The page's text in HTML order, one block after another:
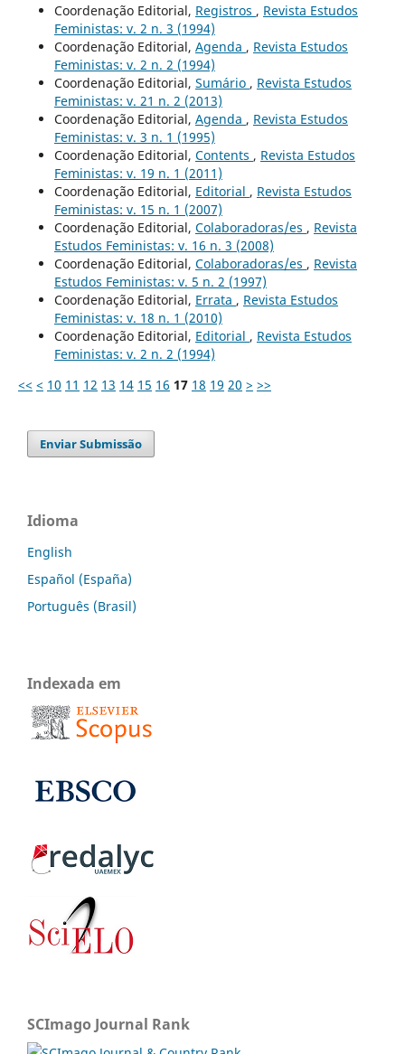
Coordenação Editorial, Registros , Revista Estudos
Feministas: v. 2 n. 3 (1994)
Coordenação Editorial, Agenda , Revista Estudos
Feministas: v. 2 n. 2 (1994)
Coordenação Editorial, Sumário , Revista Estudos
Feministas: v. 21 n. 2 (2013)
Coordenação Editorial, Agenda , Revista Estudos
Feministas: v. 3 n. 1 (1995)
Coordenação Editorial, Contents , Revista Estudos
Feministas: v. 19 n. 1 (2011)
Coordenação Editorial, Editorial , Revista Estudos
Feministas: v. 15 n. 1 (2007)
Coordenação Editorial, Colaboradoras/es , Revista
Estudos Feministas: v. 16 n. 3 (2008)
Coordenação Editorial, Colaboradoras/es , Revista
Estudos Feministas: v. 5 n. 2 (1997)
Coordenação Editorial, Errata , Revista Estudos
Feministas: v. 18 n. 1 (2010)
Coordenação Editorial, Editorial , Revista Estudos
Feministas: v. 2 n. 2 (1994)
<< < 10 11 12 13 14 15 16 17 18 19 20 > >>
Enviar Submissão
Idioma
English
Español (España)
Português (Brasil)
Indexada em
SCImago Journal Rank